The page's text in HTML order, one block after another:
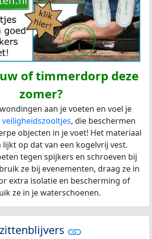
of timmerdorp deze
zomer?
aan je voeten en voel je
, die beschermen
objecten in je voet! Het materiaal
lijkt op dat van een kogelvrij vest.
tegen spijkers en schroeven bij
ze bij evenementen, draag ze in
extra isolatie en bescherming of
ze in je waterschoenen.